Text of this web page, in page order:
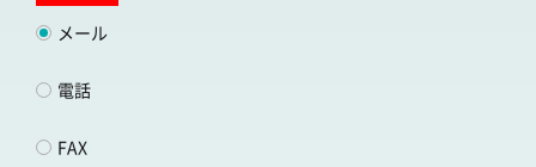
メール
電話
FAX